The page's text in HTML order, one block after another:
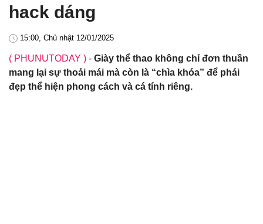
hack dáng
15:00, Chủ nhật 12/01/2025
( PHUNUTODAY ) - Giày thể thao không chỉ đơn thuần
mang lại sự thoải mái mà còn là “chìa khóa” để phái
đẹp thể hiện phong cách và cá tính riêng.